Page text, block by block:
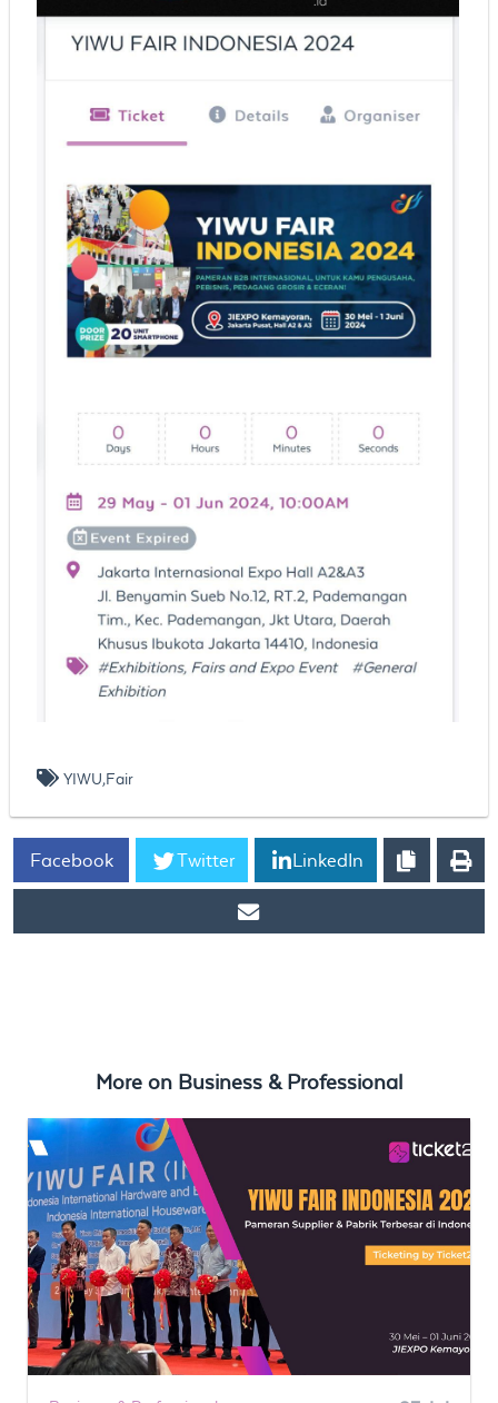
YIWU,Fair
Facebook Twitter LinkedIn
More on Business & Professional